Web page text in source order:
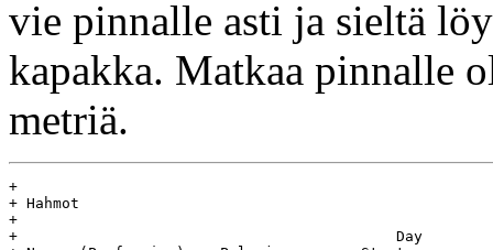
vie pinnalle asti ja sieltä
kapakka. Matkaa pinnalle
metriä.
+
+ Hahmot
+
+					    Day				Age